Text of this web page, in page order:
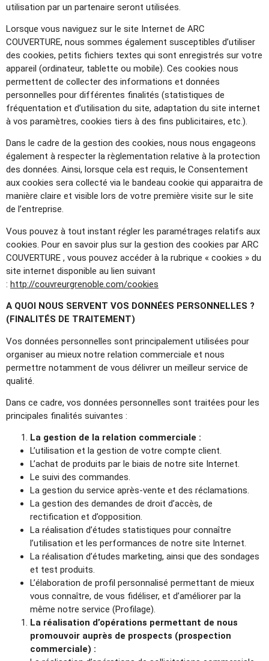
utilisation par un partenaire seront utilisées.
Lorsque vous naviguez sur le site Internet de ARC
COUVERTURE, nous sommes également susceptibles d’utiliser
des cookies, petits fichiers textes qui sont enregistrés sur votre
appareil (ordinateur, tablette ou mobile). Ces cookies nous
permettent de collecter des informations et données
personnelles pour différentes finalités (statistiques de
fréquentation et d’utilisation du site, adaptation du site internet
à vos paramètres, cookies tiers à des fins publicitaires, etc.).
Dans le cadre de la gestion des cookies, nous nous engageons
également à respecter la règlementation relative à la protection
des données. Ainsi, lorsque cela est requis, le Consentement
aux cookies sera collecté via le bandeau cookie qui apparaitra de
manière claire et visible lors de votre première visite sur le site
de l’entreprise.
Vous pouvez à tout instant régler les paramétrages relatifs aux
cookies. Pour en savoir plus sur la gestion des cookies par ARC
COUVERTURE , vous pouvez accéder à la rubrique « cookies » du
site internet disponible au lien suivant
: http://couvreurgrenoble.com/cookies
A QUOI NOUS SERVENT VOS DONNÉES PERSONNELLES ?
(FINALITÉS DE TRAITEMENT)
Vos données personnelles sont principalement utilisées pour
organiser au mieux notre relation commerciale et nous
permettre notamment de vous délivrer un meilleur service de
qualité.
Dans ce cadre, vos données personnelles sont traitées pour les
principales finalités suivantes :
La gestion de la relation commerciale :
L’utilisation et la gestion de votre compte client.
L’achat de produits par le biais de notre site Internet.
Le suivi des commandes.
La gestion du service après-vente et des réclamations.
La gestion des demandes de droit d’accès, de
rectification et d’opposition.
La réalisation d’études statistiques pour connaître
l’utilisation et les performances de notre site Internet.
La réalisation d’études marketing, ainsi que des sondages
et test produits.
L’élaboration de profil personnalisé permettant de mieux
vous connaître, de vous fidéliser, et d’améliorer par la
même notre service (Profilage).
La réalisation d’opérations permettant de nous
promouvoir auprès de prospects (prospection
commerciale) :